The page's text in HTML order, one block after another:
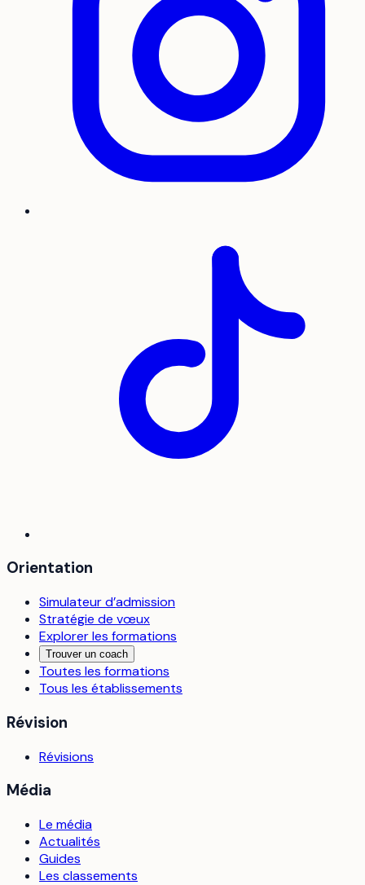
Orientation
Simulateur d’admission
Stratégie de vœux
Explorer les formations
Trouver un coach
Toutes les formations
Tous les établissements
Révision
Révisions
Média
Le média
Actualités
Guides
Les classements